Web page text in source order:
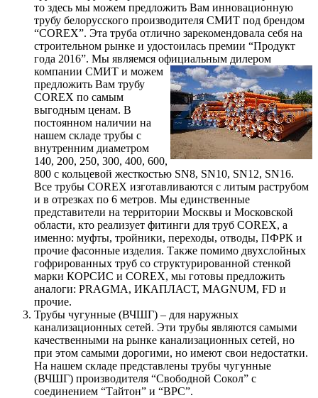
то здесь мы можем предложить Вам инновационную
трубу белорусского производителя СМИТ под брендом
“COREX”. Эта труба отлично зарекомендовала себя на
строительном рынке и удостоилась премии “Продукт
года 2016”. Мы являемся официальным дилером
компании СМИТ и можем
предложить Вам трубу
COREX по самым
выгодным ценам. В
постоянном наличии на
нашем складе трубы с
внутренним диаметром
140, 200, 250, 300, 400, 600,
800 с кольцевой жесткостью SN8, SN10, SN12, SN16.
Все трубы COREX изготавливаются с литым раструбом
и в отрезках по 6 метров. Мы единственные
представители на территории Москвы и Московской
области, кто реализует фитинги для труб COREX, а
именно: муфты, тройники, переходы, отводы, ПФРК и
прочие фасонные изделия. Также помимо двухслойных
гофрированных труб со структурированной стенкой
марки КОРСИС и COREX, мы готовы предложить
аналоги: PRAGMA, ИКАПЛАСТ, MAGNUM, FD и
прочие.
Трубы чугунные (ВЧШГ) – для наружных
канализационных сетей. Эти трубы являются самыми
качественными на рынке канализационных сетей, но
при этом самыми дорогими, но имеют свои недостатки.
На нашем складе представлены трубы чугунные
(ВЧШГ) производителя “Свободной Сокол” с
соединением “Тайтон” и “ВРС”.